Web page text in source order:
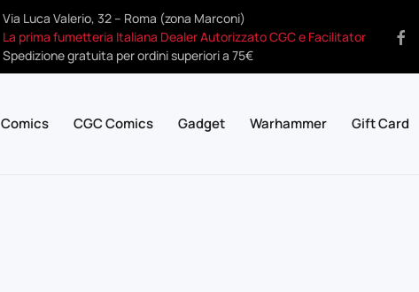
Via Luca Valerio, 32 – Roma (zona Marconi)
La prima fumetteria Italiana Dealer Autorizzato CGC e Facilitator
Spedizione gratuita per ordini superiori a 75€
Comics CGC Comics Gadget Warhammer Gift Card